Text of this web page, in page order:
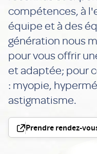
compétences, à
équipe et à des
génération nous
pour vous offrir
et adaptée; pour
: myopie,
astigmatisme.
Prendre rendez-